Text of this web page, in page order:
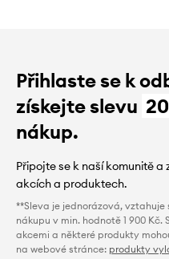
Přihlaste se k
získejte slevu
nákup.
Připojte se k naší komunitě
akcích a produktech.
**Sleva je jednorázová,
nákupu v min. hodnotě 1 900
akcemi a některé produkty
na webové stránce: produkty